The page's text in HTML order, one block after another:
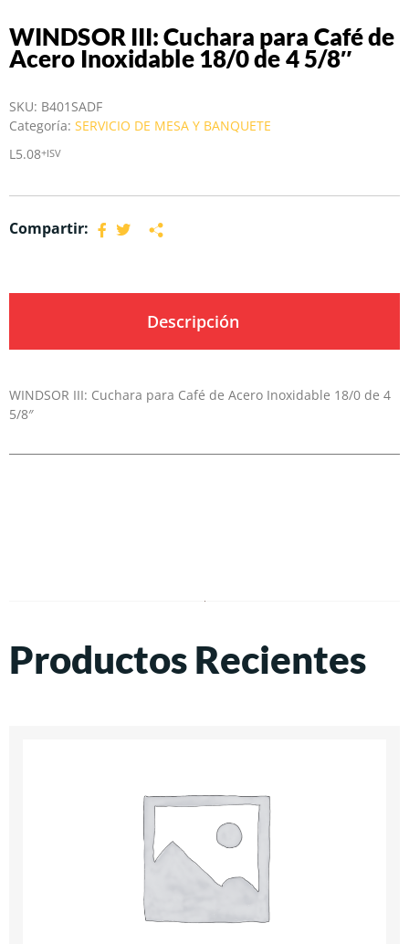
WINDSOR III: Cuchara para Café de
Acero Inoxidable 18/0 de 4 5/8″
SKU: B401SADF
Categoría: SERVICIO DE MESA Y BANQUETE
L 5.08+ISV
Compartir:
Descripción
WINDSOR III: Cuchara para Café de Acero Inoxidable 18/0 de 4
5/8″
Productos Recientes